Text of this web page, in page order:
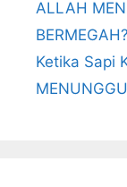
ALLAH
Ketika Sapi